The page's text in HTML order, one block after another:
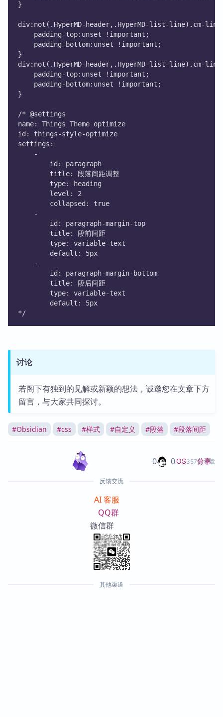
}
div:not(.HyperMD-header,.HyperMD-list-line).cm-
    padding-top:unset !important;
    padding-bottom:unset !important;
}
div:not(.HyperMD-header,.HyperMD-list-line).cm-
    padding-top:unset !important;
    padding-bottom:unset !important;
}
/* @settings
name: Things Theme optimize
id: things-style-optimize
settings:
    -
        id: paragraph
        title: 段落间距调整
        type: heading
        level: 2
        collapsed: true
    -
        id: paragraph-margin-top
        title: 段前间距
        type: variable-text
        default: 5px
    -
        id: paragraph-margin-bottom
        title: 段后间距
        type: variable-text
        default: 5px
*/
讨论
若阁下有独到的见解或新颖的想法，诚邀您在文章下方
留言，与大家共同探讨。
#Obsidian #css #样式 #自定义 #段落 #段落间距
OS357篇文章
0 0 分享
反馈交流
AI 客服
QQ群
微信群
其他渠道